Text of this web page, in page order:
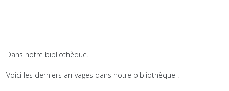
Dans notre bibliothèque.
Voici les derniers arrivages dans notre bibliothèque :